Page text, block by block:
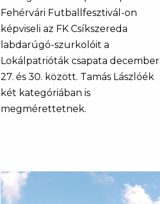
Fehérvári Futballfesztivál-on
képviseli az FK Csíkszereda
labdarúgó-szurkolóit a
Lokálpatrióták csapata december
27. és 30. között. Tamás Lászlóék
két kategóriában is
megmérettetnek.